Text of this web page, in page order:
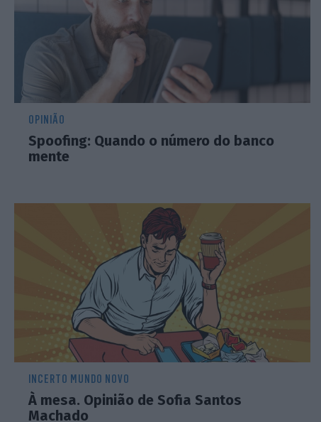
OPINIÃO
Spoofing: Quando o número do banco
mente
INCERTO MUNDO NOVO
À mesa. Opinião de Sofia Santos
Machado